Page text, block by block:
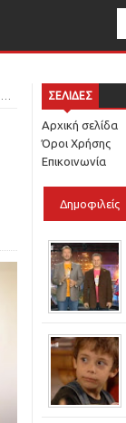
ΣΕΛΙΔΕΣ
Αρχική σελίδα
Όροι Χρήσης
Επικοινωνία
Δημοφιλείς